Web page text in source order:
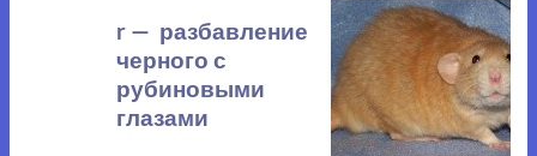
r — разбавление
черного с
рубиновыми
глазами